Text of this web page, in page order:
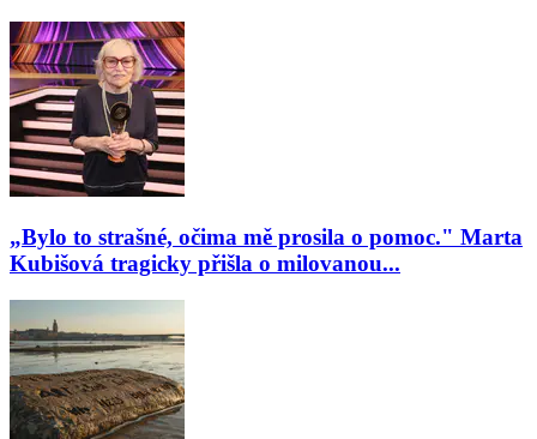
„Bylo to strašné, očima mě prosila o pomoc." Marta
Kubišová tragicky přišla o milovanou...